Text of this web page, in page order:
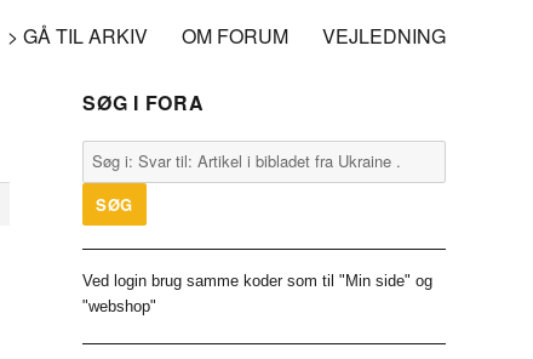
> GÅ TIL ARKIV OM FORUM VEJLEDNING
SØG I FORA
Ved login brug samme koder som til "Min side" og
"webshop"